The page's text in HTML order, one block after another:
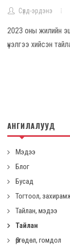
Сүлд-эрдэнэ
2023 оны жилийн
үнэлгээ хийсэн
АНГИЛАЛУУД
Мэдээ
Блог
Бусад
Тогтоол,
Тайлан, мэдээ
Тайлан
Өргөдөл, гомдол